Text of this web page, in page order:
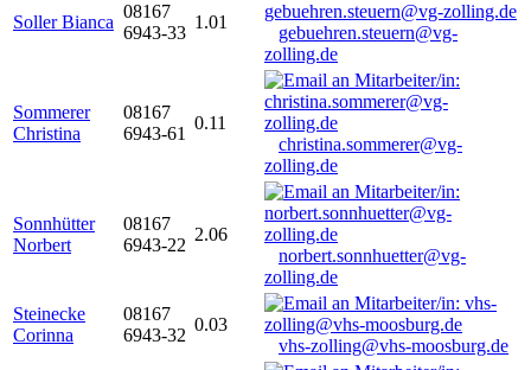
Soller Bianca
08167
6943-33
1.01
gebuehren.steuern@vg-
zolling.de
Sommerer
Christina
08167
6943-61
0.11
christina.sommerer@vg-
zolling.de
Sonnhütter
Norbert
08167
6943-22
2.06
norbert.sonnhuetter@vg-
zolling.de
Steinecke
Corinna
08167
6943-32
0.03
vhs-zolling@vhs-moosburg.de